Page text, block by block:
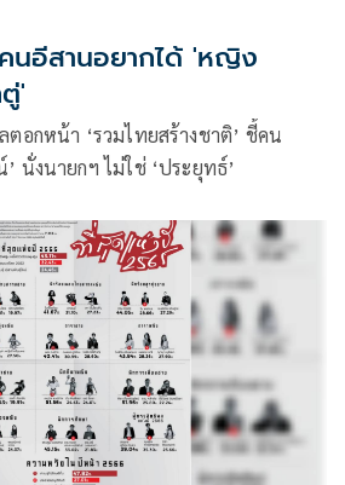
นอีสานอยากได้ 'หญิง
'
ตอกหน้า ‘รวมไทยสร้างชาติ’ ชี้คน
นั่งนายกฯ ไม่ใช่ ‘ประยุทธ์’